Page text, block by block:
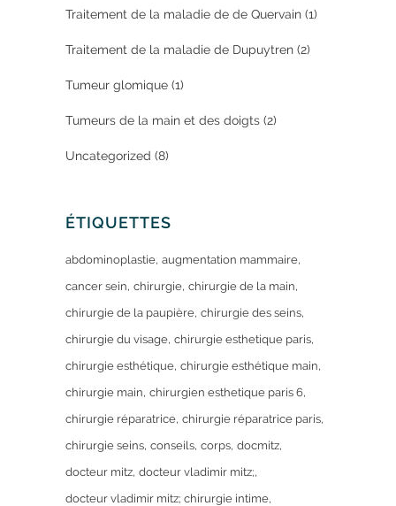
Traitement de la maladie de de Quervain (1)
Traitement de la maladie de Dupuytren (2)
Tumeur glomique (1)
Tumeurs de la main et des doigts (2)
Uncategorized (8)
ÉTIQUETTES
abdominoplastie augmentation mammaire
cancer sein chirurgie chirurgie de la main
chirurgie de la paupière chirurgie des seins
chirurgie du visage chirurgie esthetique paris
chirurgie esthétique chirurgie esthétique main
chirurgie main chirurgien esthetique paris 6
chirurgie réparatrice chirurgie réparatrice paris
chirurgie seins conseils corps docmitz
docteur mitz docteur vladimir mitz;
docteur vladimir mitz; chirurgie intime